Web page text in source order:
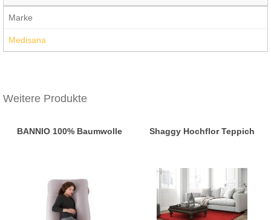
Marke
Medisana
Weitere Produkte
BANNIO 100% Baumwolle Shaggy Hochflor Teppich